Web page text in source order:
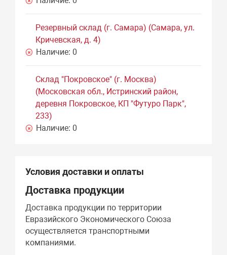
Резервный склад (г. Самара) (Самара, ул.
Кричевская, д. 4)
Наличие: 0
Склад "Покровское" (г. Москва)
(Московская обл., Истринский район,
деревня Покровское, КП "Футуро Парк",
233)
Наличие: 0
Условия доставки и оплаты
Доставка продукции
Доставка продукции по территории
Евразийского Экономического Союза
осуществляется транспортными
компаниями.